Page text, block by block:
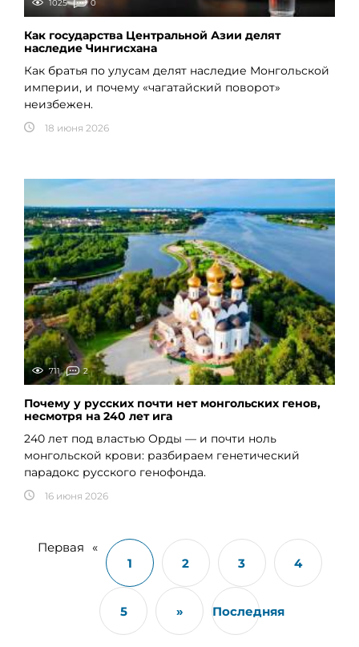
1025 0
Как государства Центральной Азии делят
наследие Чингисхана
Как братья по улусам делят наследие Монгольской
империи, и почему «чагатайский поворот»
неизбежен.
18 июня 2026
711 2
Почему у русских почти нет монгольских генов,
несмотря на 240 лет ига
240 лет под властью Орды — и почти ноль
монгольской крови: разбираем генетический
парадокс русского генофонда.
16 июня 2026
Первая
«
1
2 3 4
5 » Последняя